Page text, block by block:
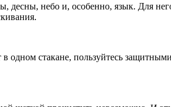
небо и, особенно, язык. Для
одном стакане, пользуйтесь